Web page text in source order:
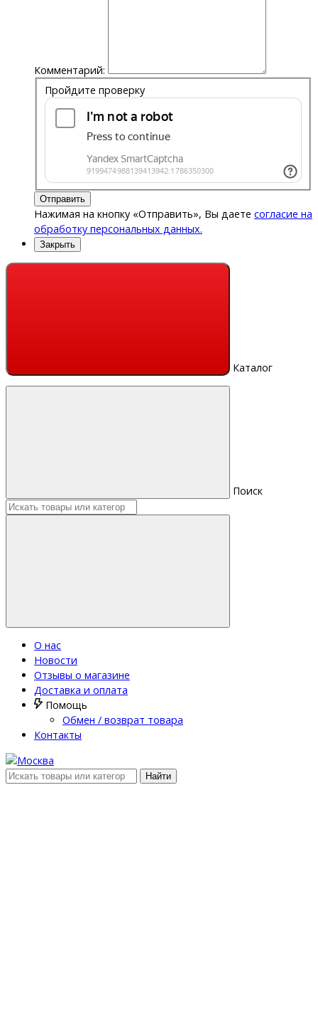
Комментарий:
Пройдите проверку
Отправить
Нажимая на кнопку «Отправить», Вы даете согласие на
обработку персональных данных.
Закрыть
Каталог
Поиск
О нас
Новости
Отзывы о магазине
Доставка и оплата
Помощь
Обмен / возврат товара
Контакты
Найти